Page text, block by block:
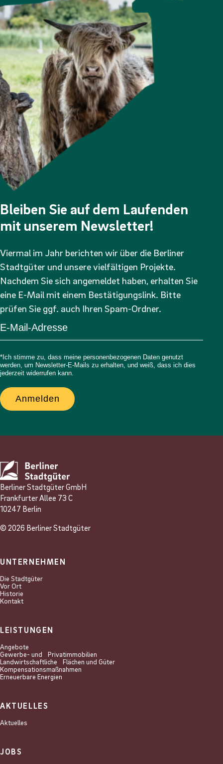
Bleiben Sie auf dem Laufenden
mit unserem Newsletter!
Viermal im Jahr berichten wir über die Berliner
Stadtgüter und unsere vielfältigen Projekte.
Nachdem Sie sich angemeldet haben, erhalten Sie
eine E-Mail mit einem Bestätigungslink. Bitte
prüfen Sie ggf. auch Ihren Spam-Ordner.
*Ich stimme zu, dass meine personenbezogenen Daten genutzt
werden, um Newsletter-E-Mails zu erhalten, und weiß, dass ich dies
jederzeit widerrufen kann.
Anmelden
Berliner Stadtgüter GmbH
Frankfurter Allee 73 C
10247 Berlin
© 2026 Berliner Stadtgüter
UNTERNEHMEN
Die Stadtgüter
Vor Ort
Historie
Kontakt
LEISTUNGEN
Angebote
Gewerbe- und Privat­immobilien
Landwirtschaftliche Flächen und Güter
Kompensations­maßnahmen
Erneuerbare Energien
AKTUELLES
Aktuelles
JOBS